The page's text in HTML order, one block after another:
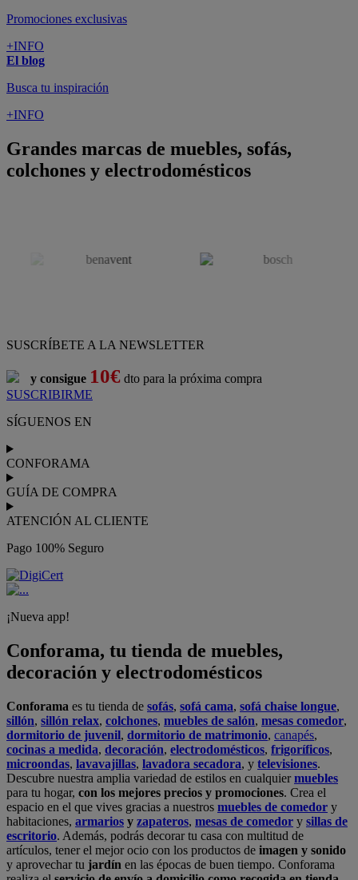
Promociones exclusivas
+INFO
El blog
Busca tu inspiración
+INFO
Grandes marcas de muebles, sofás,
colchones y electrodomésticos
SUSCRÍBETE A LA NEWSLETTER
y consigue 10€ dto para la próxima compra
SUSCRIBIRME
SÍGUENOS EN
CONFORAMA
GUÍA DE COMPRA
ATENCIÓN AL CLIENTE
Pago 100% Seguro
¡Nueva app!
Conforama, tu tienda de muebles,
decoración y electrodomésticos
Conforama es tu tienda de sofás, sofá cama, sofá chaise longue,
sillón, sillón relax, colchones, muebles de salón, mesas comedor,
dormitorio de juvenil, dormitorio de matrimonio, canapés,
cocinas a medida, decoración, electrodomésticos, frigoríficos,
microondas, lavavajillas, lavadora secadora, y televisiones.
Descubre nuestra amplia variedad de estilos en cualquiermuebles
para tu hogar, con los mejores precios y promociones. Crea el
espacio en el que vives gracias a nuestros muebles de comedor y
habitaciones, armarios y zapateros, mesas de comedor y sillas de
escritorio. Además, podrás decorar tu casa con multitud de
artículos, tener el mejor ocio con los productos de imagen y sonido
y aprovechar tu jardín en las épocas de buen tiempo. Conforama